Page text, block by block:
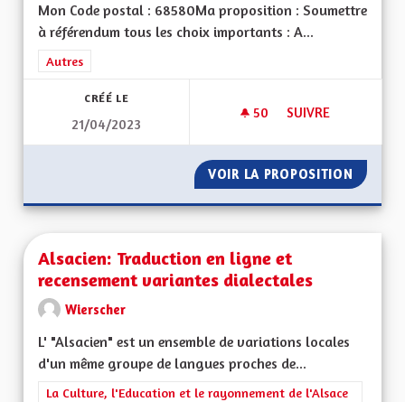
Mon Code postal : 68580Ma proposition : Soumettre
à référendum tous les choix importants : A...
Filtrer les résultats de la catégorie : Autres
Autres
CRÉÉ LE
21/04/2023
50 50 ABONNÉS
SUIVRE
VOIR LA PROPOSITION
Alsacien: Traduction en ligne et
recensement variantes dialectales
Wierscher
L' "Alsacien" est un ensemble de variations locales
d'un même groupe de langues proches de...
Filtrer les résultats de la catégorie : La Culture, l'Education et
La Culture, l'Education et le rayonnement de l'Alsace